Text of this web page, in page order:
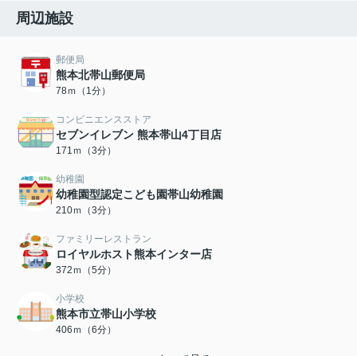
周辺施設
郵便局
熊本北帯山郵便局
78ｍ（1分）
コンビニエンスストア
セブンイレブン 熊本帯山4丁目店
171ｍ（3分）
幼稚園
幼稚園型認定こども園帯山幼稚園
210ｍ（3分）
ファミリーレストラン
ロイヤルホスト熊本インター店
372ｍ（5分）
小学校
熊本市立帯山小学校
406ｍ（6分）